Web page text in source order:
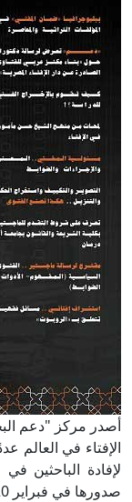
أصدر مركز "دعم
الإفتاء في العالم
لإفادة الباحثين
صدورها في فبراير 2020.